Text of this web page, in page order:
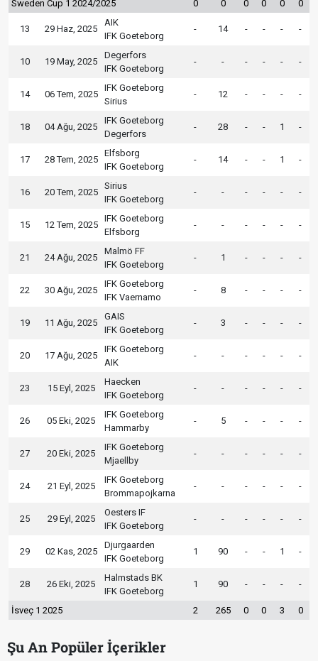
Sweden Cup 1 2024/2025 0 0 0 0 0 0
13 29 Haz, 2025
AIK
IFK Goeteborg
- 14 - - - -
10 19 May, 2025
Degerfors
IFK Goeteborg
- - - - - -
14 06 Tem, 2025
IFK Goeteborg
Sirius
- 12 - - - -
18 04 Ağu, 2025
IFK Goeteborg
Degerfors
- 28 - - 1 -
17 28 Tem, 2025
Elfsborg
IFK Goeteborg
- 14 - - 1 -
16 20 Tem, 2025
Sirius
IFK Goeteborg
- - - - - -
15 12 Tem, 2025
IFK Goeteborg
Elfsborg
- - - - - -
21 24 Ağu, 2025
Malmö FF
IFK Goeteborg
- 1 - - - -
22 30 Ağu, 2025
IFK Goeteborg
IFK Vaernamo
- 8 - - - -
19 11 Ağu, 2025
GAIS
IFK Goeteborg
- 3 - - - -
20 17 Ağu, 2025
IFK Goeteborg
AIK
- - - - - -
23 15 Eyl, 2025
Haecken
IFK Goeteborg
- - - - - -
26 05 Eki, 2025
IFK Goeteborg
Hammarby
- 5 - - - -
27 20 Eki, 2025
IFK Goeteborg
Mjaellby
- - - - - -
24 21 Eyl, 2025
IFK Goeteborg
Brommapojkarna
- - - - - -
25 29 Eyl, 2025
Oesters IF
IFK Goeteborg
- - - - - -
29 02 Kas, 2025
Djurgaarden
IFK Goeteborg
1 90 - - 1 -
28 26 Eki, 2025
Halmstads BK
IFK Goeteborg
1 90 - - - -
İsveç 1 2025 2 265 0 0 3 0
Şu An Popüler İçerikler